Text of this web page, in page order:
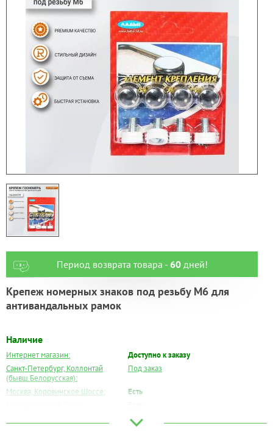
Период возврата товара - 60дней!
Крепеж номерных знаков под резьбу М6 для
антивандальных рамок
Наличие
Интернет магазин:
Доступно к заказу
Санкт-Петербург, Коллонтай
(бывш.Белорусская):
Под заказ
Москва, Коровинское Шоссе:
Есть
Под заказ